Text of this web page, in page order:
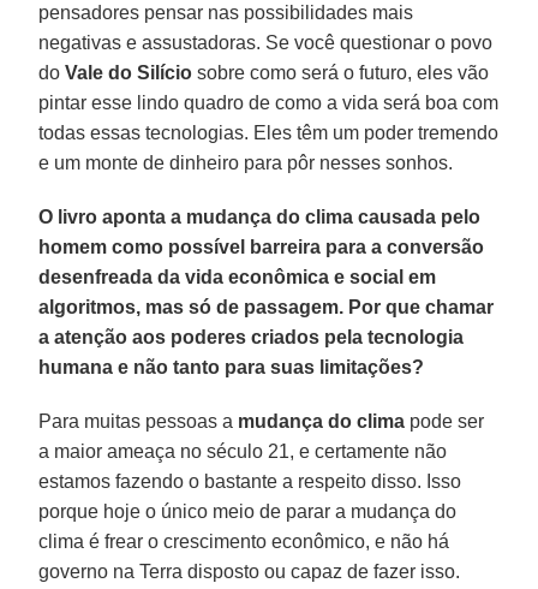
pensadores pensar nas possibilidades mais
negativas e assustadoras. Se você questionar o povo
doVale do Silício sobre como será o futuro, eles vão
pintar esse lindo quadro de como a vida será boa com
todas essas tecnologias. Eles têm um poder tremendo
e um monte de dinheiro para pôr nesses sonhos.
O livro aponta a mudança do clima causada pelo
homem como possível barreira para a conversão
desenfreada da vida econômica e social em
algoritmos, mas só de passagem. Por que chamar
a atenção aos poderes criados pela tecnologia
humana e não tanto para suas limitações?
Para muitas pessoas a mudança do clima pode ser
a maior ameaça no século 21, e certamente não
estamos fazendo o bastante a respeito disso. Isso
porque hoje o único meio de parar a mudança do
clima é frear o crescimento econômico, e não há
governo na Terra disposto ou capaz de fazer isso.